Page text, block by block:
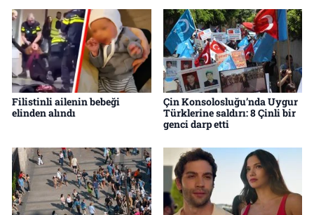
Filistinli ailenin bebeği
elinden alındı
Çin Konsolosluğu’nda Uygur
Türklerine saldırı: 8 Çinli bir
genci darp etti